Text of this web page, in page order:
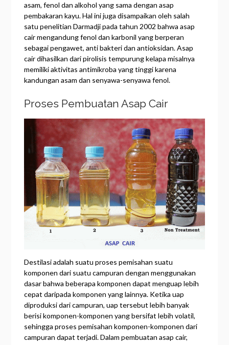
asam, fenol dan alkohol yang sama dengan asap
pembakaran kayu. Hal ini juga disampaikan oleh salah
satu penelitian Darmadji pada tahun 2002 bahwa asap
cair mengandung fenol dan karbonil yang berperan
sebagai pengawet, anti bakteri dan antioksidan. Asap
cair dihasilkan dari pirolisis tempurung kelapa misalnya
memiliki aktivitas antimikroba yang tinggi karena
kandungan asam dan senyawa-senyawa fenol.
Proses Pembuatan Asap Cair
Destilasi adalah suatu proses pemisahan suatu
komponen dari suatu campuran dengan menggunakan
dasar bahwa beberapa komponen dapat menguap lebih
cepat daripada komponen yang lainnya. Ketika uap
diproduksi dari campuran, uap tersebut lebih banyak
berisi komponen-komponen yang bersifat lebih volatil,
sehingga proses pemisahan komponen-komponen dari
campuran dapat terjadi. Dalam pembuatan asap cair,